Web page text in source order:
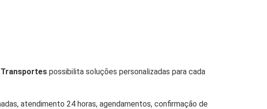
Transportes possibilita soluções personalizadas para cada
atendimento 24 horas, agendamentos, confirmação de